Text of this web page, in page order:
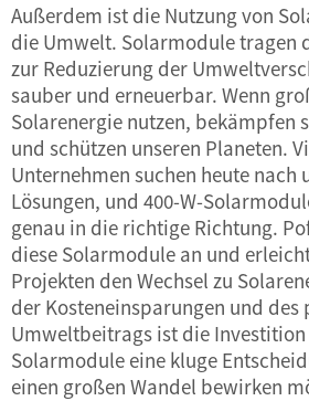
Außerdem ist die Nutzung von
die Umwelt. Solarmodule tragen
zur Reduzierung der
sauber und erneuerbar. Wenn
Solarenergie nutzen, bekämpfen
und schützen unseren Planeten.
Unternehmen suchen heute
Lösungen, und 400-W-
genau in die richtige Richtung.
diese Solarmodule an und
Projekten den Wechsel zu
der Kosteneinsparungen und des
Umweltbeitrags ist die Investition
Solarmodule eine kluge
einen großen Wandel bewirken